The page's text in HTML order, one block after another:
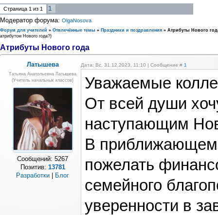
Страница 1 из 1
1
Модератор форума: OlgaNosova
Форум для учителей » Отвлечённые темы » Праздники и поздравления » Атрибуты Нового
атрибутом Нового года?)
Атрибуты Нового года
Латышева Дата: Вс, 31.12.2023, 11:10 | Сообщение # 1
Татьяна Анатольевна Латышева
(учитель начальных классов)
Сообщений:5267
Позитив: 13781
Разработки
Блог
Уважаемые
От всей души
наступающим
В
пожелать
семейного
уверенности в